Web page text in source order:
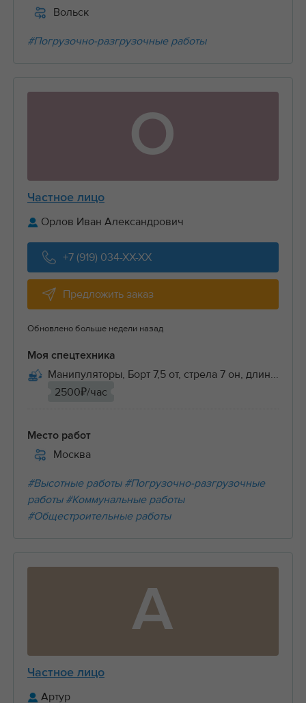
Вольск
#Погрузочно-разгрузочные работы
О
Частное лицо
Орлов Иван Александрович
+7 (919) 034-XX-XX
Предложить заказ
Обновлено больше недели назад
Моя спецтехника
Манипуляторы, Борт 7,5 от, стрела 7 он, длин...
2500₽/час
Место работ
Москва
#Высотные работы #Погрузочно-разгрузочные
работы #Коммунальные работы
#Общестроительные работы
А
Частное лицо
Артур